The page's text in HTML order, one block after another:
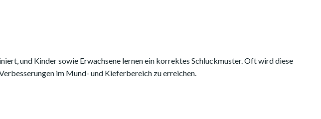
und Kinder sowie Erwachsene lernen ein korrektes Schluckmuster. Oft wird diese
im Mund- und Kieferbereich zu erreichen.